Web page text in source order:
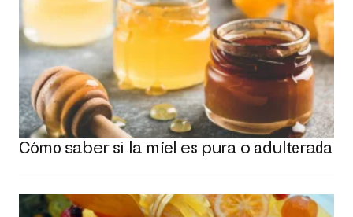
Cómo saber si la miel es pura o adulterada